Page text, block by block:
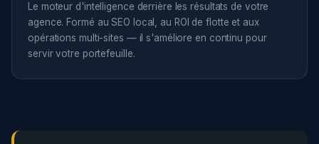
Le moteur d'intelligence derrière les résultats de votre
agence. Formé au SEO local, au ROI de flotte et aux
opérations multi-sites — il s'améliore en continu pour
servir votre portefeuille.